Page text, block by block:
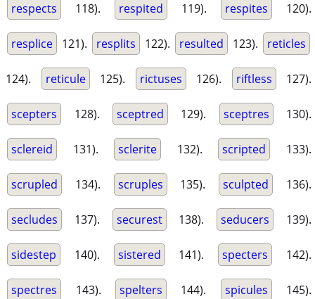
respects 118). respited 119). respites 120).
resplice 121). resplits 122). resulted 123). reticles
124). reticule 125). rictuses 126). riftless 127).
scepters 128). sceptred 129). sceptres 130).
sclereid 131). sclerite 132). scripted 133).
scrupled 134). scruples 135). sculpted 136).
secludes 137). securest 138). seducers 139).
sidestep 140). sistered 141). specters 142).
spectres 143). spelters 144). spicules 145).